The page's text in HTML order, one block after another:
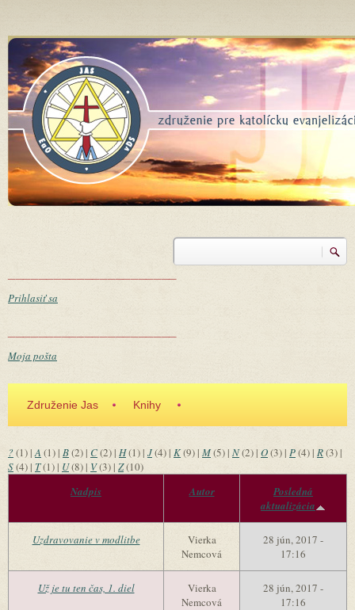
Vyhľadávanie
Prihlasiť sa
Moja pošta
Združenie Jas Knihy
? (1)|A (1) | B(2) | C(2) | H(1)| J(4)| K(9)| M(5) | N(2)| O(3)| P(4) | R(3)|
S(4)| T(1)| U(8)| V(3)| Z(10)
Nadpis
Autor
Posledná
aktualizácia
Uzdravovanie v modlitbe
Vierka
Nemcová
28 jún, 2017 -
17:16
Už je tu ten čas, 1. diel
Vierka
Nemcová
28 jún, 2017 -
17:16